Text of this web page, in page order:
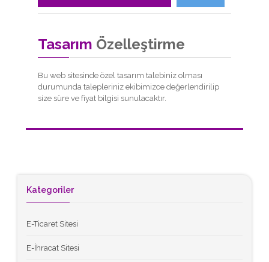
Tasarım Özelleştirme
Bu web sitesinde özel tasarım talebiniz olması
durumunda talepleriniz ekibimizce değerlendirilip
size süre ve fiyat bilgisi sunulacaktır.
Kategoriler
E-Ticaret Sitesi
E-İhracat Sitesi